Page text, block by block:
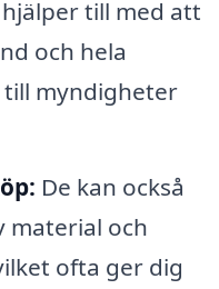
till med att
och hela
myndigheter
De kan också
material och
ofta ger dig